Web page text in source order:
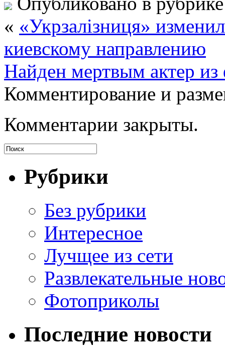
« «Укрзалізниця»
киевскому направлению
Найден мертвым актер
Комментирование и
Комментарии закрыты.
Рубрики
Без рубрики
Интересное
Лучщее из сети
Развлекательные
Фотоприколы
Последние новости